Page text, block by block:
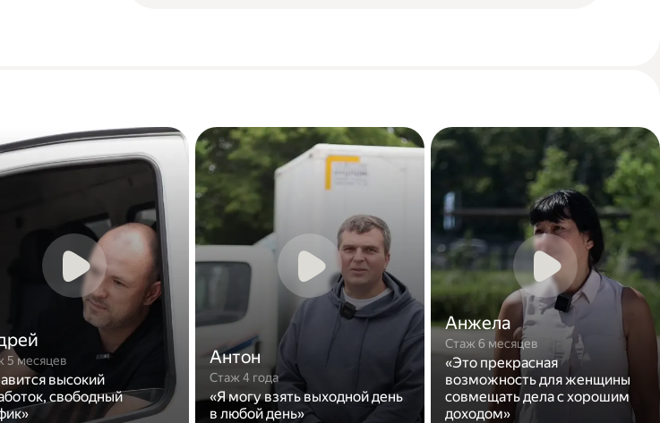
5 месяцев
высокий
свободный
Антон
Стаж 4 года
«Я могу взять выходной день
в любой день»
Анжела
Стаж 6 месяцев
«Это прекрасная
возможность для женщины
совмещать дела с хорошим
доходом»